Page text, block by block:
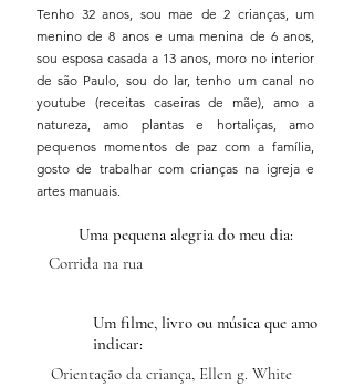
Tenho 32 anos, sou mae de 2 crianças, um
menino de 8 anos e uma menina de 6 anos,
sou esposa casada a 13 anos, moro no interior
de são Paulo, sou do lar, tenho um canal no
youtube (receitas caseiras de mãe), amo a
natureza, amo plantas e hortaliças, amo
pequenos momentos de paz com a família,
gosto de trabalhar com crianças na igreja e
artes manuais.
Uma pequena alegria do meu dia:
Corrida na rua
Um filme, livro ou música que amo
indicar:
Orientação da criança, Ellen g. White